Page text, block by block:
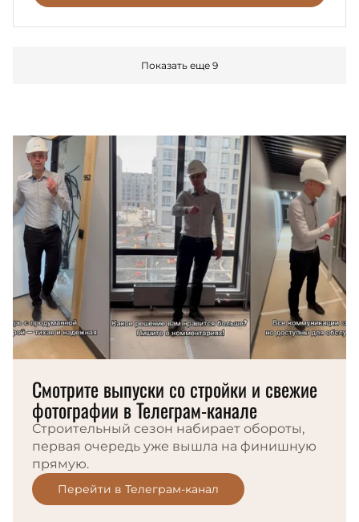
Показать еще 9
Смотрите выпуски со стройки и свежие
фотографии в Телеграм-канале
Строительный сезон набирает обороты,
первая очередь уже вышла на финишную
прямую.
Перейти в Телеграм-канал